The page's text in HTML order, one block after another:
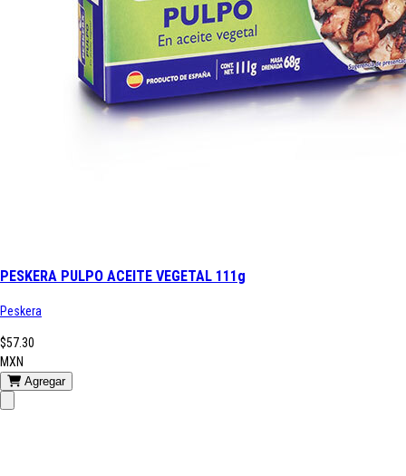
PESKERA PULPO ACEITE VEGETAL 111g
Peskera
$57.30
MXN
Agregar